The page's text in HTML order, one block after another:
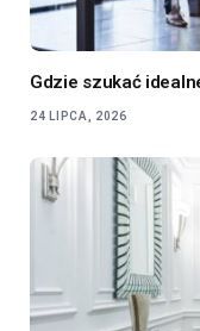
Gdzie szukać
24 LIPCA, 2026